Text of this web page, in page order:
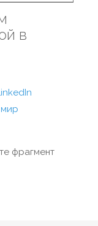
в
фрагмент